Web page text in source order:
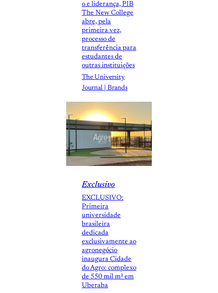
o e liderança, PIB
The New College
abre, pela
primeira vez,
processo de
transferência para
estudantes de
outras instituições
The University
Journal | Brands
Exclusivo
EXCLUSIVO:
Primeira
universidade
brasileira
dedicada
exclusivamente ao
agronegócio
inaugura Cidade
do Agro: complexo
de 550 mil m² em
Uberaba